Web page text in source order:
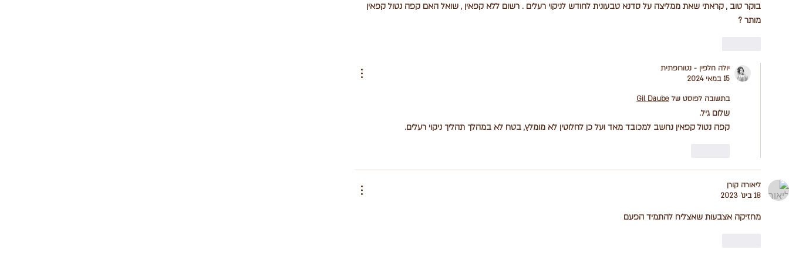
בוקר טוב , קראתי שאת ממליצה על סדנא טבעונית לחודש לניקוי רעלים . רשום ללא קפאין , שואל האם קפה נטול קפאין
מותר ?
יולה חלפין - נטורופתית
15 במאי 2024
בתשובה לפוסט של Gil Daube
שלום גיל.
קפה נטול קפאין נחשב למכובד מאד ועל כן לחלוטין לא מומלץ, בטח לא במהלך תהליך ניקוי רעלים.
ליאורה קורן
18 בינו׳ 2023
מחזיקה אצבעות שאצליח להתמיד הפעם